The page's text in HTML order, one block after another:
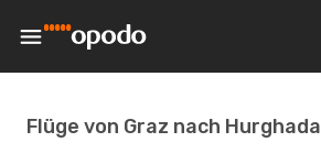
Flüge von Graz nach Hurghada